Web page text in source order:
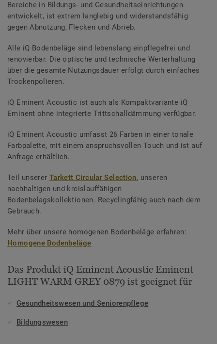
Bereiche in Bildungs- und Gesundheitseinrichtungen
entwickelt, ist extrem langlebig und widerstandsfähig
gegen Abnutzung, Flecken und Abrieb.
Alle iQ Bodenbeläge sind lebenslang einpflegefrei und
renovierbar. Die optische und technische Werterhaltung
über die gesamte Nutzungsdauer erfolgt durch einfaches
Trockenpolieren.
iQ Eminent Acoustic ist auch als Kompaktvariante iQ
Eminent ohne integrierte Trittschalldämmung verfügbar.
iQ Eminent Acoustic umfasst 26 Farben in einer tonale
Farbpalette, mit einem anspruchsvollen Touch und ist auf
Anfrage erhältlich.
Teil unserer Tarkett Circular Selection, unseren
nachhaltigen und kreislauffähigen
Bodenbelagskollektionen. Recyclingfähig auch nach dem
Gebrauch.
Mehr über unsere homogenen Bodenbeläge erfahren:
Homogene Bodenbeläge
Das Produkt iQ Eminent Acoustic Eminent
LIGHT WARM GREY 0879 ist geeignet für
Gesundheitswesen und Seniorenpflege
Bildungswesen